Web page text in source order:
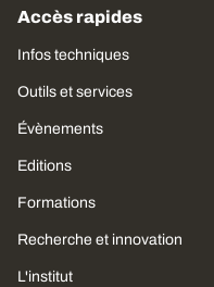
Accès rapides
Infos techniques
Outils et services
Évènements
Editions
Formations
Recherche et innovation
L'institut